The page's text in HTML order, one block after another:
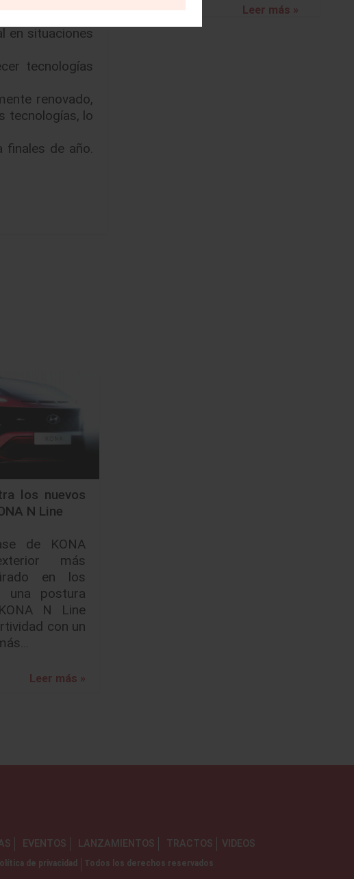
en situaciones
tecnologías
renovado,
tecnologías, lo
de año.
los nuevos
N Line
de KONA
más
en los
una postura
N Line
con un
Leer más »
Leer más »
EVENTOS LANZAMIENTOS TRACTOS VIDEOS
de privacidad Todos los derechos reservados